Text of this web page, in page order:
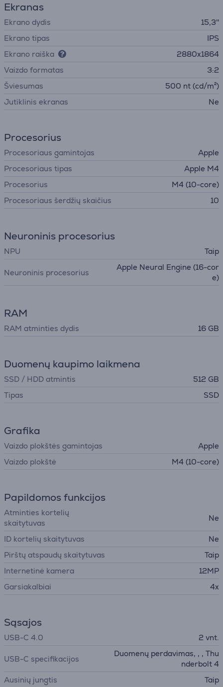
Ekranas
Ekrano dydis
15,3''
Ekrano tipas
IPS
Ekrano raiška
2880x1864
Vaizdo formatas
3:2
Šviesumas
500 nt (cd/m²)
Jutiklinis ekranas
Ne
Procesorius
Procesoriaus gamintojas
Apple
Procesoriaus tipas
Apple M4
Procesorius
M4 (10-core)
Procesoriaus šerdžių skaičius
10
Neuroninis procesorius
NPU Taip
Neuroninis procesorius
Apple Neural Engine (16-cor
e)
RAM
RAM atminties dydis 16 GB
Duomenų kaupimo laikmena
SSD / HDD atmintis
512 GB
Tipas
SSD
Grafika
Vaizdo plokštės gamintojas
Apple
Vaizdo plokštė
M4 (10-core)
Papildomos funkcijos
Atminties kortelių
skaitytuvas
Ne
ID kortelių skaitytuvas
Ne
Pirštų atspaudų skaitytuvas
Taip
Internetinė kamera
12MP
Garsiakalbiai
4x
Sąsajos
USB-C 4.0 2 vnt.
USB-C specifikacijos
Duomenų perdavimas, , , Thu
nderbolt 4
Ausinių jungtis
Taip